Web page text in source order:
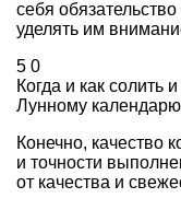
себя
уделять им
5 0
Когда и как солить
Лунному
Конечно, качество
и точности
от качества и